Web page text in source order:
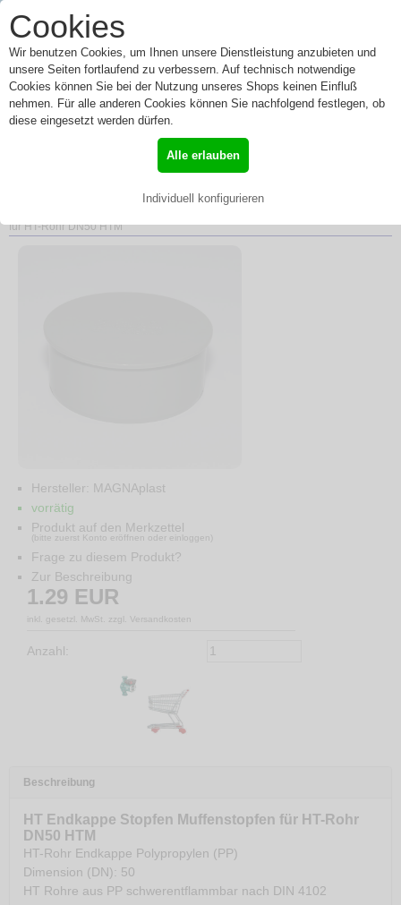
Cookies
Wir benutzen Cookies, um Ihnen unsere Dienstleistung anzubieten und
unsere Seiten fortlaufend zu verbessern. Auf technisch notwendige
Cookies können Sie bei der Nutzung unseres Shops keinen Einfluß
nehmen. Für alle anderen Cookies können Sie nachfolgend festlegen, ob
diese eingesetzt werden dürfen.
Alle erlauben
Individuell konfigurieren
Toggle
Menü
HT Endkappe Stopfen
Muffenstopfen für HT-Rohr
DN50 HTM
» HT Endkappe Stopfen Muffenstopfen
für HT-Rohr DN50 HTM
Hersteller: MAGNAplast
vorrätig
Produkt auf den Merkzettel
(bitte zuerst Konto eröffnen oder einloggen)
Frage zu diesem Produkt?
Zur Beschreibung
1.29 EUR
inkl. gesetzl. MwSt. zzgl. Versandkosten
Anzahl:
Beschreibung
HT Endkappe Stopfen Muffenstopfen für HT-Rohr
DN50 HTM
HT-Rohr Endkappe Polypropylen (PP)
Dimension (DN): 50
HT Rohre aus PP schwerentflammbar nach DIN 4102